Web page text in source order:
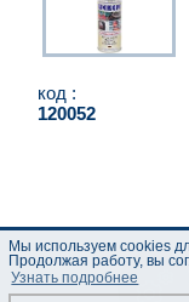
код :
120052
Мы используем cookies
Продолжая работу, вы
Узнать подробнее